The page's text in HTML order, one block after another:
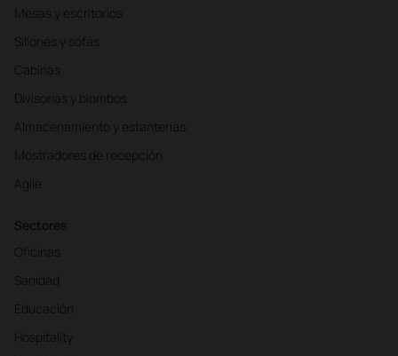
Mesas y escritorios
Sillones y sofás
Cabinas
Divisorias y biombos
Almacenamiento y estanterías
Mostradores de recepción
Agile
Sectores
Oficinas
Sanidad
Educación
Hospitality